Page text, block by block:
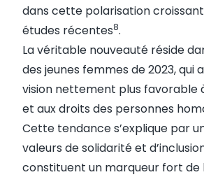
dans cette polarisation
études récentes8.
La véritable nouveauté réside
des jeunes femmes de 2023, qui
vision nettement plus favorable
et aux droits des personnes
Cette tendance s’explique par
valeurs de solidarité et
constituent un marqueur fort de